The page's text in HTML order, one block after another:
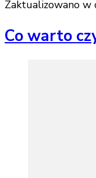
Zaktualizowano w
Co warto